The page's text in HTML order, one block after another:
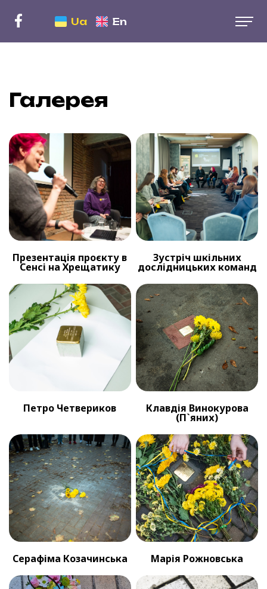
Ua En
Галерея
Презентація проєкту в
Сенсі на Хрещатику
Зустріч шкільних
дослідницьких команд
Петро Четвериков Клавдія Винокурова
(П`яних)
Серафіма Козачинська Марія Рожновська